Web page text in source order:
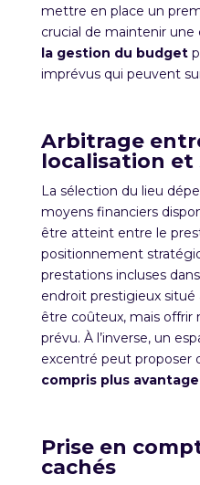
mettre en place un
crucial de maintenir une
la gestion du budget
imprévus qui peuvent
Arbitrage
localisation et
La sélection du lieu
moyens financiers
être atteint entre le
positionnement
prestations incluses
endroit prestigieux
être coûteux, mais offrir
prévu. À l’inverse, un
excentré peut proposer
compris plus
Prise en
cachés